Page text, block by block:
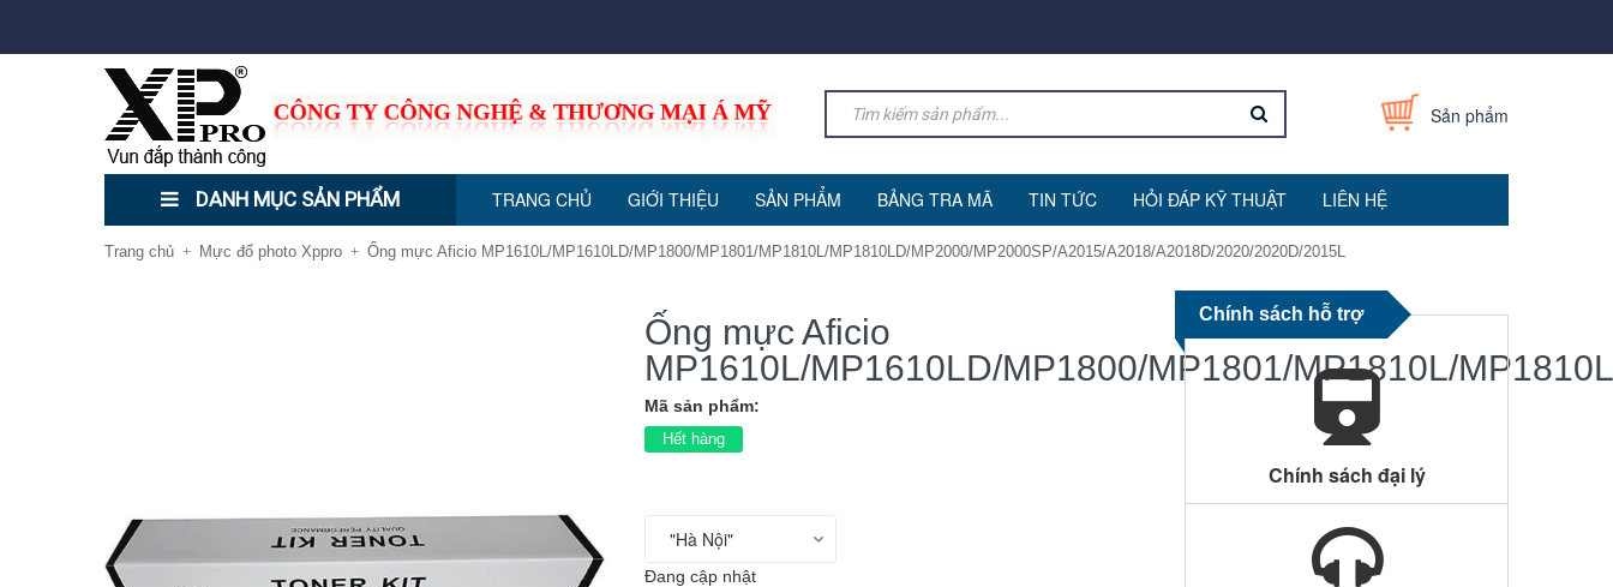
Sản phẩm
DANH MỤC SẢN PHẨM TRANG CHỦ GIỚI THIỆU SẢN PHẨM BẢNG TRA MÃ TIN TỨC HỎI ĐÁP KỸ THUẬT LIÊN HỆ
Trang chủ + Mực đổ photo Xppro + Ống mực Aficio MP1610L/MP1610LD/MP1800/MP1801/MP1810L/MP1810LD/MP2000/MP2000SP/A2015/A2018/A2018D/2020/2020D/2015L
Ống mực Aficio
MP1610L/MP1610LD/MP1800/MP1801/MP1810L/
Mã sản phẩm:
Hết hàng
Đang cập nhật
Chính sách hỗ trợ
Chính sách đại lý